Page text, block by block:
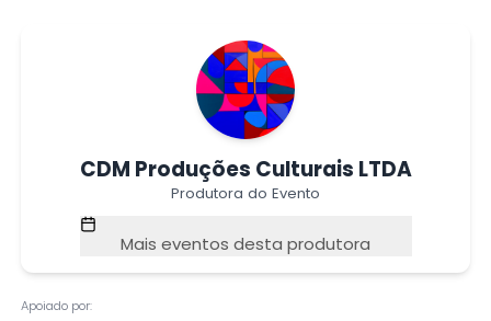
CDM Produções Culturais LTDA
Produtora do Evento
Mais eventos desta produtora
Apoiado por: